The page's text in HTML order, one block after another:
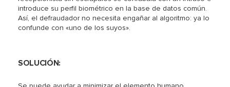
introduce su perfil biométrico en la base de datos común.
Así, el defraudador no necesita engañar al algoritmo: ya lo
confunde con «uno de los suyos».
SOLUCIÓN: